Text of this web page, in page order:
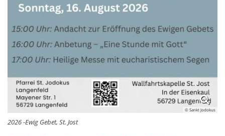
© Sankt Jodokus
2026 -Ewig Gebet, St. Jost